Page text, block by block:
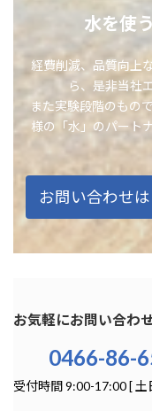
水を使
経費削減、品質向上
ら、是非当社
また実験段階のもの
様の「水」のパート
お問い合わせ
お気軽にお問い合わ
0466-86-
受付時間 9:00-17:00 [ 土